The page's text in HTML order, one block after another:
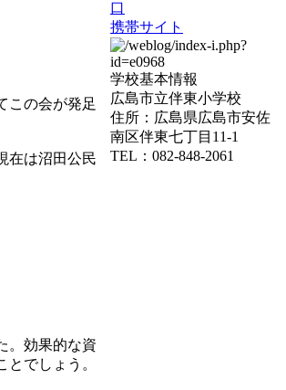
この会が発足
在は沼田公民
。効果的な資
でしょう。
口
携帯サイト
学校基本情報
広島市立伴東小学校
住所：広島県広島市安佐
南区伴東七丁目11-1
TEL：082-848-2061